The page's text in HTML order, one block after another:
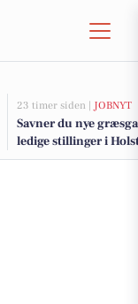
23 timer siden | JOBNYT
Savner du nye
ledige stillinger i